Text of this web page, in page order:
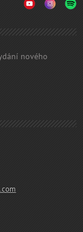
nového